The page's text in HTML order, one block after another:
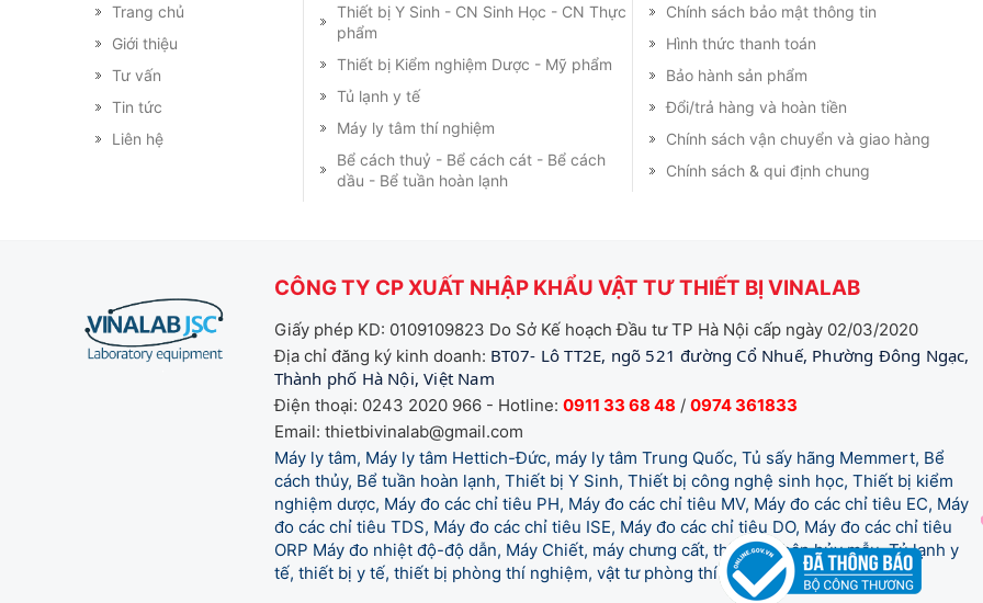
Trang chủ
Giới thiệu
Tư vấn
Tin tức
Liên hệ
Thiết bị Y Sinh - CN Sinh Học - CN Thực
phẩm
Thiết bị Kiểm nghiệm Dược - Mỹ phẩm
Tủ lạnh y tế
Máy ly tâm thí nghiệm
Bể cách thuỷ - Bể cách cát - Bể cách
dầu - Bể tuần hoàn lạnh
Chính sách bảo mật thông tin
Hình thức thanh toán
Bảo hành sản phẩm
Đổi/trả hàng và hoàn tiền
Chính sách vận chuyển và giao hàng
Chính sách & qui định chung
CÔNG TY CP XUẤT NHẬP KHẨU VẬT TƯ THIẾT BỊ VINALAB
Giấy phép KD: 0109109823 Do Sở Kế hoạch Đầu tư TP Hà Nội cấp ngày 02/03/2020
Địa chỉ đăng ký kinh doanh: BT07- Lô TT2E, ngõ 521 đường Cổ Nhuế, Phường Đông Ngạc,
Thành phố Hà Nội, Việt Nam
Điện thoại: 0243 2020 966 - Hotline: 0911 33 68 48 / 0974 361833
Email: thietbivinalab@gmail.com
Máy ly tâm, Máy ly tâm Hettich-Đức, máy ly tâm Trung Quốc, Tủ sấy hãng Memmert, Bể
cách thủy, Bể tuần hoàn lạnh, Thiết bị Y Sinh, Thiết bị công nghệ sinh học, Thiết bị kiểm
nghiệm dược, Máy đo các chỉ tiêu PH, Máy đo các chỉ tiêu MV, Máy đo các chỉ tiêu EC, Máy
đo các chỉ tiêu TDS, Máy đo các chỉ tiêu ISE, Máy đo các chỉ tiêu DO, Máy đo các chỉ tiêu
ORP Máy đo nhiệt độ-độ dẫn, Máy Chiết, máy chưng cất, thiết bị phân hủy mẫu, Tủ lạnh y
tế, thiết bị y tế, thiết bị phòng thí nghiệm, vật tư phòng thí nghiệm, vật tư y tế.